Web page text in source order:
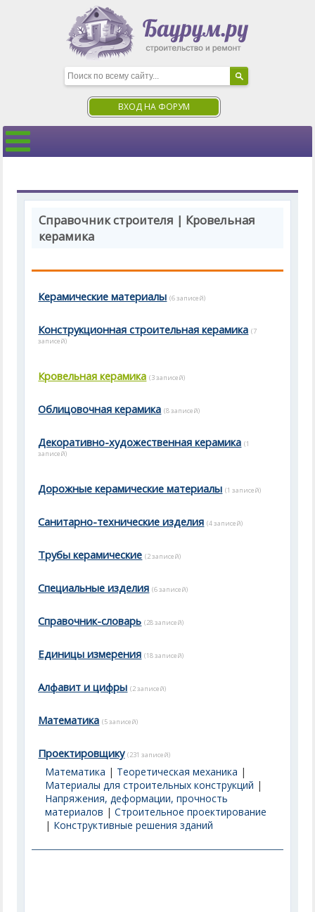
ВХОД НА ФОРУМ
Справочник строителя | Кровельная
керамика
Керамические материалы (6 записей)
Конструкционная строительная керамика (7
записей)
Кровельная керамика (3 записей)
Облицовочная керамика (8 записей)
Декоративно-художественная керамика (1
записей)
Дорожные керамические материалы (1 записей)
Санитарно-технические изделия (4 записей)
Трубы керамические (2 записей)
Специальные изделия (6 записей)
Справочник-словарь (28 записей)
Единицы измерения (18 записей)
Алфавит и цифры (2 записей)
Математика (5 записей)
Проектировщику (231 записей)
Математика | Теоретическая механика |
Материалы для строительных конструкций |
Напряжения, деформации, прочность
материалов |Строительное проектирование
| Конструктивные решения зданий